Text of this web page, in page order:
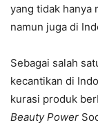
yang tidak hanya
namun juga di
Sebagai salah
kecantikan di
kurasi produk
Beauty Power